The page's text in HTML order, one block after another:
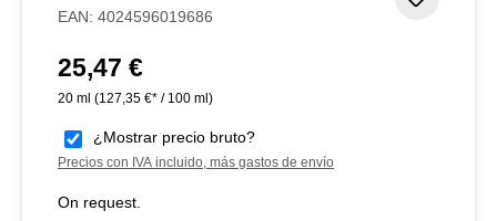
EAN: 4024596019686
Precio normal:
25,47 €
20 ml (127,35 €* / 100 ml)
¿Mostrar precio bruto?
Precios con IVA incluido, más gastos de envío
On request.